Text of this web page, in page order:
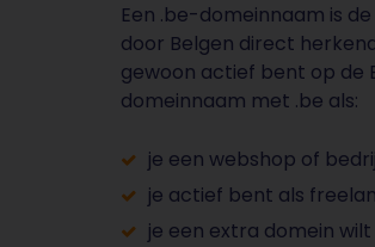
Een .be-domeinnaam is
door Belgen direct
gewoon actief bent op de
domeinnaam met .be als:
je een webshop of
je actief bent als
je een extra domein